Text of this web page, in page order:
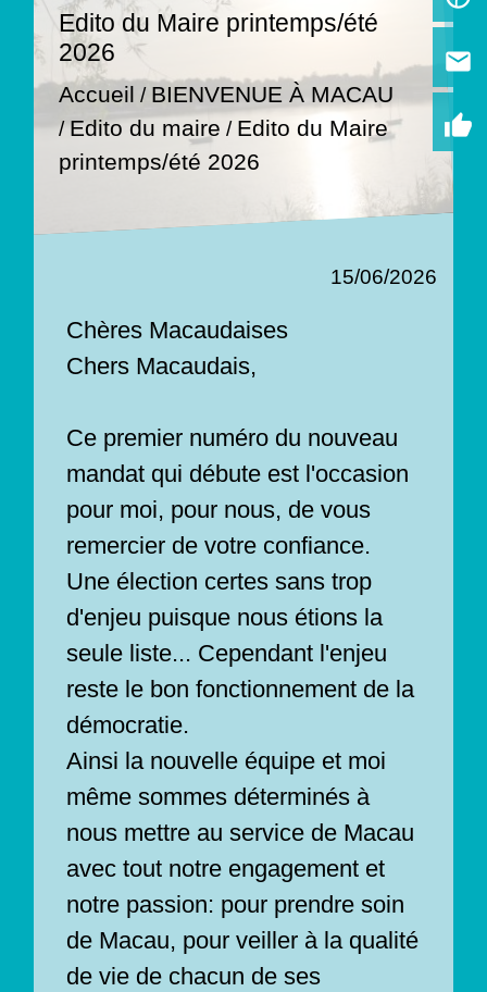
Edito du Maire printemps/été
2026
Accueil / BIENVENUE À MACAU
/ Edito du maire / Edito du Maire
printemps/été 2026
15/06/2026
Chères Macaudaises
Chers Macaudais,
Ce premier numéro du nouveau
mandat qui débute est l'occasion
pour moi, pour nous, de vous
remercier de votre confiance.
Une élection certes sans trop
d'enjeu puisque nous étions la
seule liste... Cependant l'enjeu
reste le bon fonctionnement de la
démocratie.
Ainsi la nouvelle équipe et moi
même sommes déterminés à
nous mettre au service de Macau
avec tout notre engagement et
notre passion: pour prendre soin
de Macau, pour veiller à la qualité
de vie de chacun de ses
email
thumb_up